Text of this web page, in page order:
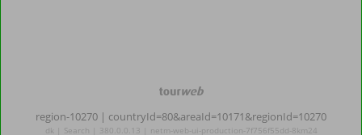
TourWeb
NetMatch
region-10270 | countryId=80&areaId=10171&regionId=10270
dk | Search | 380.0.0.13 | netm-web-ui-production-7f756f55dd-8km24